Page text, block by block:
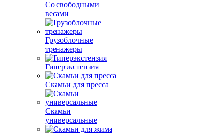
Со свободными
весами
Грузоблочные
тренажеры
Гиперэкстензия
Скамьи для пресса
Скамьи
универсальные